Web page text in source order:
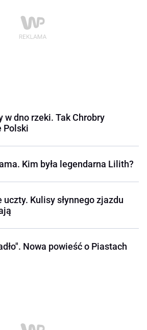
w dno rzeki. Tak Chrobry
Polski
Kim była legendarna Lilith?
Kulisy słynnego zjazdu
Nowa powieść o Piastach